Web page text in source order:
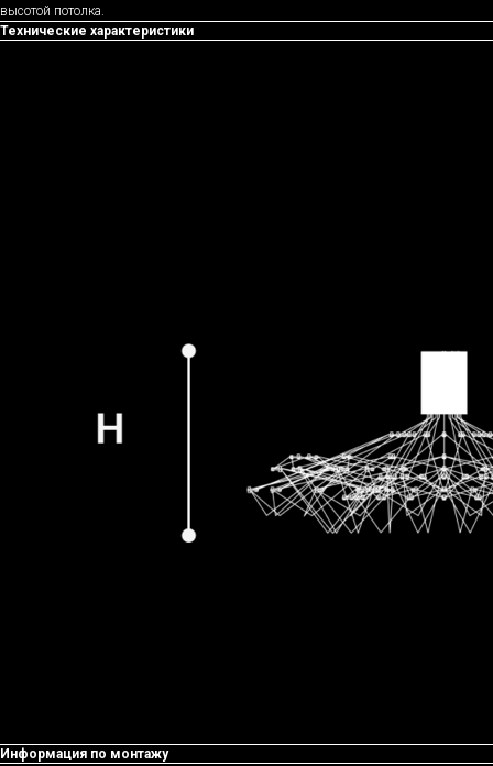
высотой потолка.
Технические характеристики
Информация по монтажу